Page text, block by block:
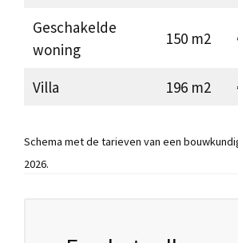
Geschakelde
woning
150 m2
Villa 196 m2
Schema met de tarieven van een
2026.